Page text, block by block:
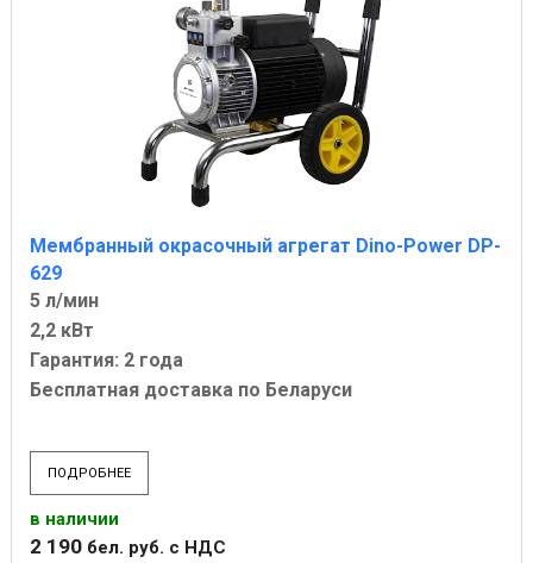
Мембранный окрасочный агрегат Dino-Power DP-
629
5 л/мин
2,2 кВт
Гарантия: 2 года
Бесплатная доставка по Беларуси
ПОДРОБНЕЕ
в наличии
2 190 бел. руб. с НДС